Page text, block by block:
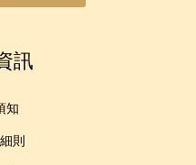
訊
知
則